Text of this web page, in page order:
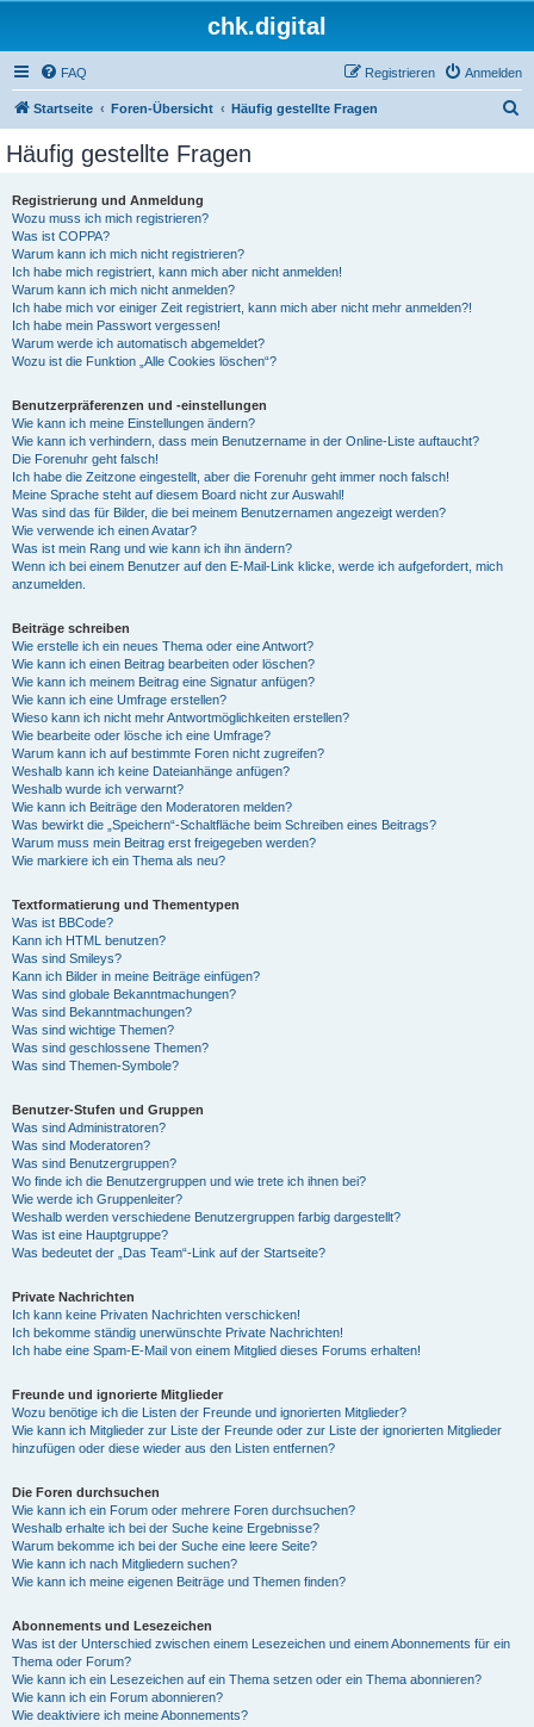
chk.digital
FAQ Anmelden
Registrieren
Startseite Foren-Übersicht Häufig gestellte Fragen
Häufig gestellte Fragen
Registrierung und Anmeldung
Wozu muss ich mich registrieren?
Was ist COPPA?
Warum kann ich mich nicht registrieren?
Ich habe mich registriert, kann mich aber nicht anmelden!
Warum kann ich mich nicht anmelden?
Ich habe mich vor einiger Zeit registriert, kann mich aber nicht mehr anmelden?!
Ich habe mein Passwort vergessen!
Warum werde ich automatisch abgemeldet?
Wozu ist die Funktion „Alle Cookies löschen“?
Benutzerpräferenzen und -einstellungen
Wie kann ich meine Einstellungen ändern?
Wie kann ich verhindern, dass mein Benutzername in der Online-Liste auftaucht?
Die Forenuhr geht falsch!
Ich habe die Zeitzone eingestellt, aber die Forenuhr geht immer noch falsch!
Meine Sprache steht auf diesem Board nicht zur Auswahl!
Was sind das für Bilder, die bei meinem Benutzernamen angezeigt werden?
Wie verwende ich einen Avatar?
Was ist mein Rang und wie kann ich ihn ändern?
Wenn ich bei einem Benutzer auf den E-Mail-Link klicke, werde ich aufgefordert, mich
anzumelden.
Beiträge schreiben
Wie erstelle ich ein neues Thema oder eine Antwort?
Wie kann ich einen Beitrag bearbeiten oder löschen?
Wie kann ich meinem Beitrag eine Signatur anfügen?
Wie kann ich eine Umfrage erstellen?
Wieso kann ich nicht mehr Antwortmöglichkeiten erstellen?
Wie bearbeite oder lösche ich eine Umfrage?
Warum kann ich auf bestimmte Foren nicht zugreifen?
Weshalb kann ich keine Dateianhänge anfügen?
Weshalb wurde ich verwarnt?
Wie kann ich Beiträge den Moderatoren melden?
Was bewirkt die „Speichern“-Schaltfläche beim Schreiben eines Beitrags?
Warum muss mein Beitrag erst freigegeben werden?
Wie markiere ich ein Thema als neu?
Textformatierung und Thementypen
Was ist BBCode?
Kann ich HTML benutzen?
Was sind Smileys?
Kann ich Bilder in meine Beiträge einfügen?
Was sind globale Bekanntmachungen?
Was sind Bekanntmachungen?
Was sind wichtige Themen?
Was sind geschlossene Themen?
Was sind Themen-Symbole?
Benutzer-Stufen und Gruppen
Was sind Administratoren?
Was sind Moderatoren?
Was sind Benutzergruppen?
Wo finde ich die Benutzergruppen und wie trete ich ihnen bei?
Wie werde ich Gruppenleiter?
Weshalb werden verschiedene Benutzergruppen farbig dargestellt?
Was ist eine Hauptgruppe?
Was bedeutet der „Das Team“-Link auf der Startseite?
Private Nachrichten
Ich kann keine Privaten Nachrichten verschicken!
Ich bekomme ständig unerwünschte Private Nachrichten!
Ich habe eine Spam-E-Mail von einem Mitglied dieses Forums erhalten!
Freunde und ignorierte Mitglieder
Wozu benötige ich die Listen der Freunde und ignorierten Mitglieder?
Wie kann ich Mitglieder zur Liste der Freunde oder zur Liste der ignorierten Mitglieder
hinzufügen oder diese wieder aus den Listen entfernen?
Die Foren durchsuchen
Wie kann ich ein Forum oder mehrere Foren durchsuchen?
Weshalb erhalte ich bei der Suche keine Ergebnisse?
Warum bekomme ich bei der Suche eine leere Seite?
Wie kann ich nach Mitgliedern suchen?
Wie kann ich meine eigenen Beiträge und Themen finden?
Abonnements und Lesezeichen
Was ist der Unterschied zwischen einem Lesezeichen und einem Abonnements für ein
Thema oder Forum?
Wie kann ich ein Lesezeichen auf ein Thema setzen oder ein Thema abonnieren?
Wie kann ich ein Forum abonnieren?
Wie deaktiviere ich meine Abonnements?